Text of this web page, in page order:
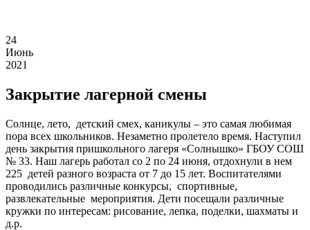
24
Июнь
2021
Закрытие лагерной смены
Солнце, лето, детский смех, каникулы – это самая любимая
пора всех школьников. Незаметно пролетело время. Наступил
день закрытия пришкольного лагеря «Солнышко» ГБОУ СОШ
№ 33. Наш лагерь работал со 2 по 24 июня, отдохнули в нем
225 детей разного возраста от 7 до 15 лет. Воспитателями
проводились различные конкурсы, спортивные,
развлекательные мероприятия. Дети посещали различные
кружки по интересам: рисование, лепка, поделки, шахматы и
д.р.